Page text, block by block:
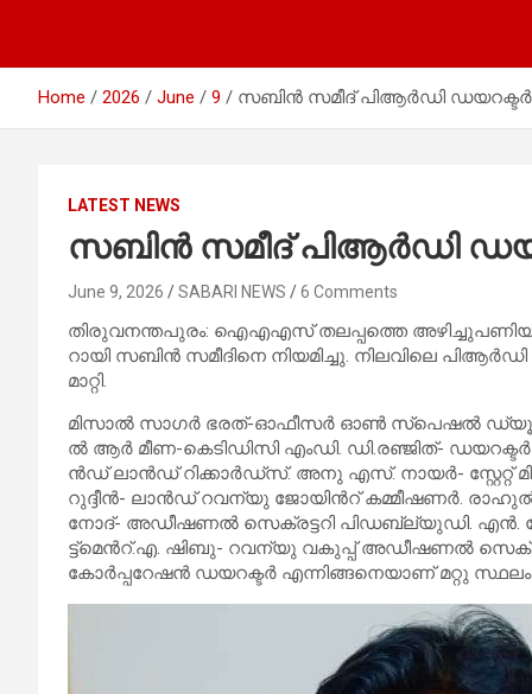
Home 2026 June 9 സ​ബി​ൻ സ​മീ​ദ് പി​ആ​ർ​ഡി ഡ​യ​റ​ക്ട​ർ
LATEST NEWS
സ​ബി​ൻ സ​മീ​ദ് പി​ആ​ർ​ഡി
June 9, 2026 SABARI NEWS 6 Comments
തി​​രു​​വ​​ന​​ന്ത​​പു​​രം: ഐഎഎ​സ് ത​ല​പ്പ​ത്തെ
റാ​​യി സ​​ബി​​ൻ സ​​മീ​​ദി​​നെ നി​​യ​​മി​​ച്ചു. നി​​ല​​വി​​ലെ
മാ​​റ്റി.
മി​​സാ​​ൽ സാ​​ഗ​​ർ ഭ​​ര​​ത്-​​ഓ​​ഫീ​​സ​​ർ ഓ​​ണ്‍ സ്പെ​​ഷ​​ൽ
ൽ ആ​​ർ മീ​​ണ-​​കെ​​ടി​​ഡി​​സി എം​​ഡി. ഡി.​​ര​​ഞ്ജി​​ത്-
ൻ​​ഡ് ലാ​​ൻ​​ഡ് റി​​ക്കാ​​ർ​​ഡ്സ്. അ​​നു എ​​സ്. നാ​​യ​​ർ-
റു​​ദ്ദീ​​ൻ- ലാ​​ൻ​​ഡ് റ​​വ​​ന്യു ജോ​​യി​​ന്‍റ് ക​​മ്മീ​​ഷ​​ണ​​ർ.
നോ​​ദ്- അ​​ഡീ​​ഷ​​ണ​​ൽ സെ​​ക്ര​​ട്ട​​റി പി​​ഡ​​ബ്ല്യു​​ഡി. എ​​ൻ.
ട്ട്മെ​​ന്‍റ്.എ.​​ ഷി​​ബു- റ​​വ​​ന്യു വ​​കു​​പ്പ് അ​​ഡീ​​ഷ​​ണ​​ൽ
കോ​​ർ​​പ്പ​​റേ​​ഷ​​ൻ ഡ​​യ​​റ​​ക്ട​​ർ എ​​ന്നി​​ങ്ങ​​നെ​​യാ​​ണ് മ​​റ്റു സ്ഥ​​ലം​​